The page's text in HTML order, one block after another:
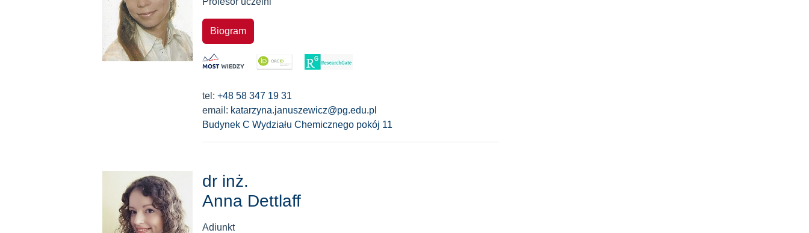
Biogram
tel: +48 58 347 19 31
email: katarzyna.januszewicz@pg.edu.pl
Budynek C Wydziału Chemicznego pokój 11
dr inż.
Anna Dettlaff
Adiunkt